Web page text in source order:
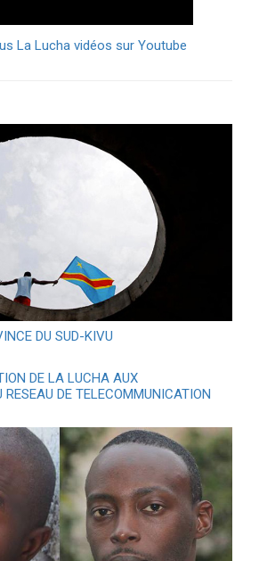
La Lucha vidéos sur Youtube
DU SUD-KIVU
DE LA LUCHA AUX
RESEAU DE TELECOMMUNICATION